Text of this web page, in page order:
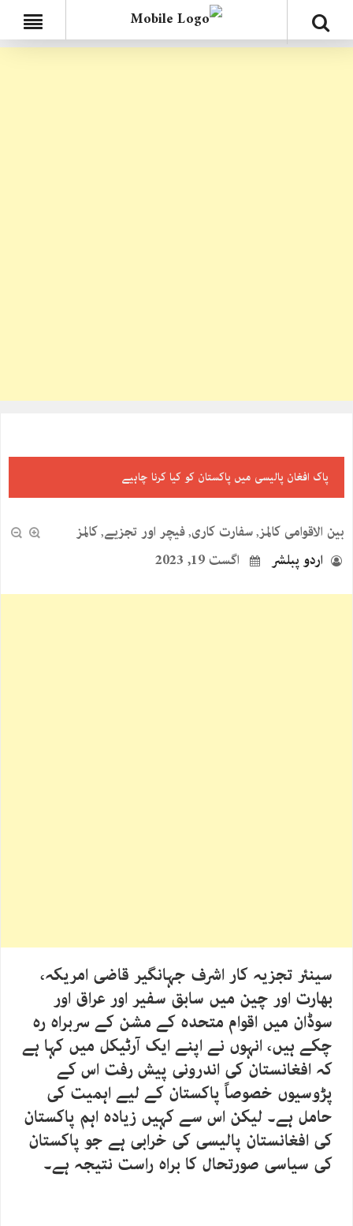
پاک افغان پالیسی میں پاکستان کو کیا کرنا چاہیے
بین الاقوامی کالمز,سفارت کاری,فیچر اور تجزیے,کالمز
اردو پبلشر
اگست 19, 2023
سینئر تجزیہ کار اشرف جہانگیر قاضی امریکہ،
بھارت اور چین میں سابق سفیر اور عراق اور
سوڈان میں اقوام متحدہ کے مشن کے سربراہ رہ
چکے ہیں، انہوں نے اپنے ایک آرٹیکل میں کہا ہے
کہ افغانستان کی اندرونی پیش رفت اس کے
پڑوسیوں خصوصاً پاکستان کے لیے اہمیت کی
حامل ہے۔ لیکن اس سے کہیں زیادہ اہم پاکستان
کی افغانستان پالیسی کی خرابی ہے جو پاکستان
کی سیاسی صورتحال کا براہ راست نتیجہ ہے۔